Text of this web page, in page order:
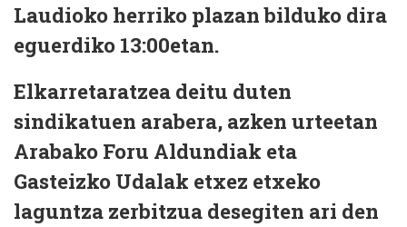
Laudioko herriko plazan bilduko dira
eguerdiko 13:00etan.
Elkarretaratzea deitu duten
sindikatuen arabera, azken urteetan
Arabako Foru Aldundiak eta
Gasteizko Udalak etxez etxeko
laguntza zerbitzua desegiten ari den